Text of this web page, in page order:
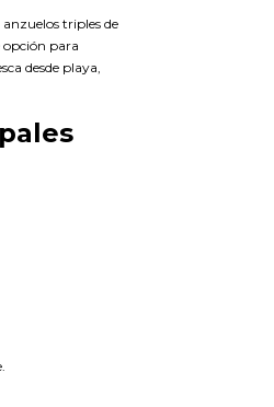
triples de
opción para
desde playa,